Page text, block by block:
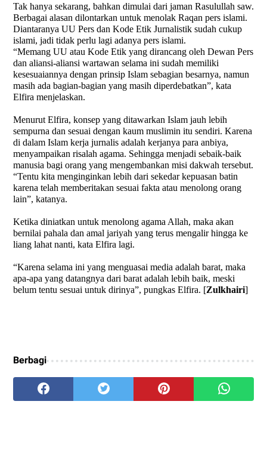
Tak hanya sekarang, bahkan dimulai dari jaman Rasulullah saw.
Berbagai alasan dilontarkan untuk menolak Raqan pers islami.
Diantaranya UU Pers dan Kode Etik Jurnalistik sudah cukup
islami, jadi tidak perlu lagi adanya pers islami.
“Memang UU atau Kode Etik yang dirancang oleh Dewan Pers
dan aliansi-aliansi wartawan selama ini sudah memiliki
kesesuaiannya dengan prinsip Islam sebagian besarnya, namun
masih ada bagian-bagian yang masih diperdebatkan”, kata
Elfira menjelaskan.
Menurut Elfira, konsep yang ditawarkan Islam jauh lebih
sempurna dan sesuai dengan kaum muslimin itu sendiri. Karena
di dalam Islam kerja jurnalis adalah kerjanya para anbiya,
menyampaikan risalah agama. Sehingga menjadi sebaik-baik
manusia bagi orang yang mengembankan misi dakwah tersebut.
“Tentu kita menginginkan lebih dari sekedar kepuasan batin
karena telah memberitakan sesuai fakta atau menolong orang
lain”, katanya.
Ketika diniatkan untuk menolong agama Allah, maka akan
bernilai pahala dan amal jariyah yang terus mengalir hingga ke
liang lahat nanti, kata Elfira lagi.
“Karena selama ini yang menguasai media adalah barat, maka
apa-apa yang datangnya dari barat adalah lebih baik, meski
belum tentu sesuai untuk dirinya”, pungkas Elfira. [Zulkhairi]
Berbagi